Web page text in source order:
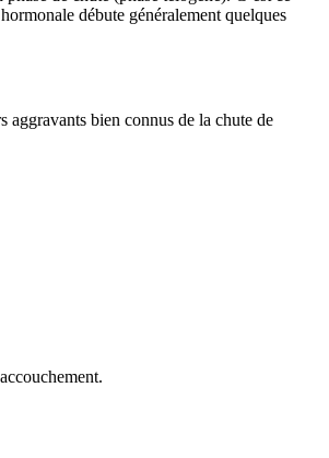
débute généralement quelques
aggravants bien connus de la chute de